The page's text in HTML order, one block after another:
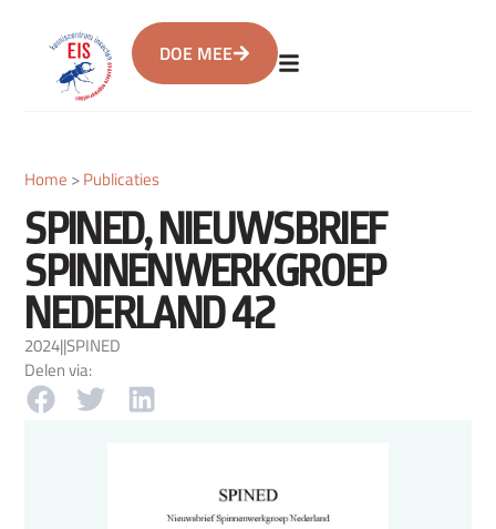
DOE MEE
Home >Publicaties
SPINED, NIEUWSBRIEF
SPINNENWERKGROEP
NEDERLAND 42
2024||SPINED
Delen via: